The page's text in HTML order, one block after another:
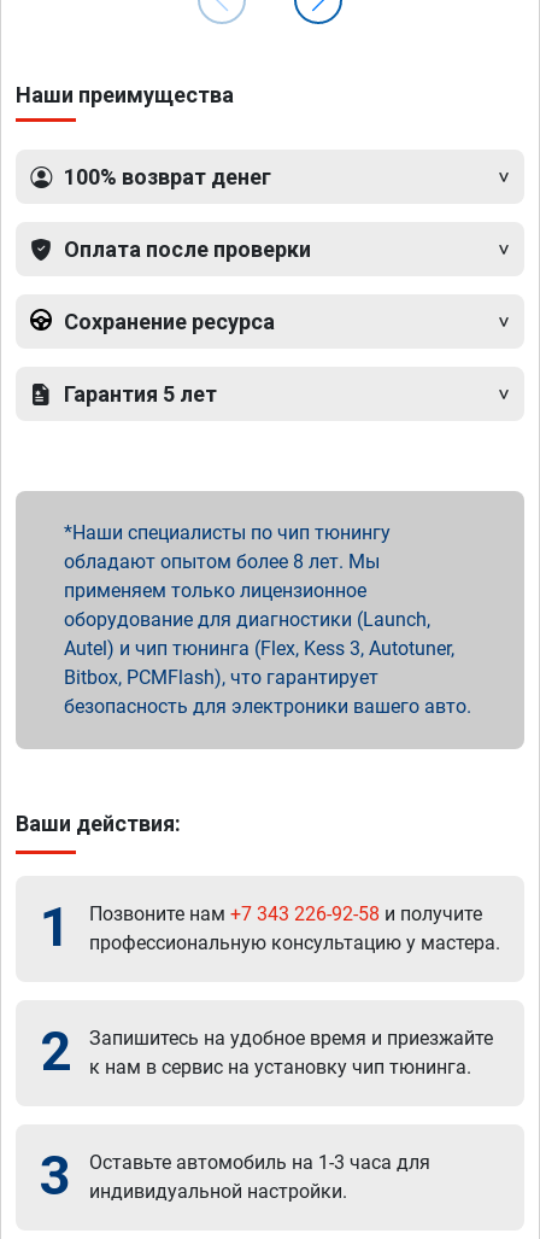
Наши преимущества
100% возврат денег
Оплата после проверки
Сохранение ресурса
Гарантия 5 лет
Наши специалисты по чип тюнингу
обладают опытом более 8 лет. Мы
применяем только лицензионное
оборудование для диагностики (Launch,
Autel) и чип тюнинга (Flex, Kess 3, Autotuner,
Bitbox, PCMFlash), что гарантирует
безопасность для электроники вашего авто.
Ваши действия:
1 Позвоните нам +7 343 226-92-58 и получите
профессиональную консультацию у мастера.
2
Запишитесь на удобное время и приезжайте
к нам в сервис на установку чип тюнинга.
3
Оставьте автомобиль на 1-3 часа для
индивидуальной настройки.